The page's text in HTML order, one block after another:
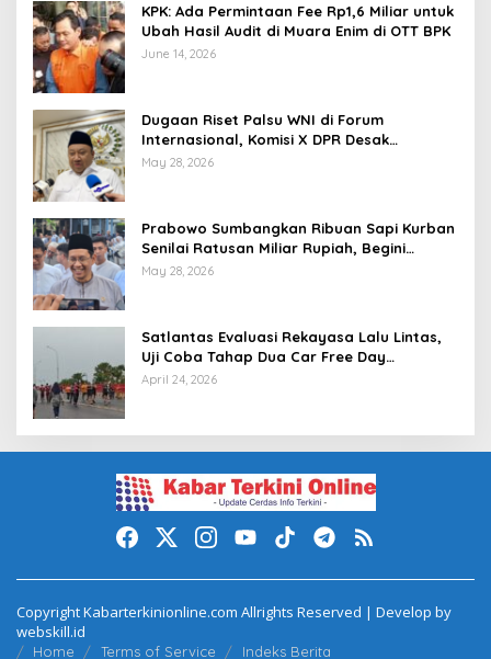
KPK: Ada Permintaan Fee Rp1,6 Miliar untuk
Ubah Hasil Audit di Muara Enim di OTT BPK
June 14, 2026
Dugaan Riset Palsu WNI di Forum
Internasional, Komisi X DPR Desak
Investigasi dan Penegakan Sanksi Etik
May 28, 2026
Prabowo Sumbangkan Ribuan Sapi Kurban
Senilai Ratusan Miliar Rupiah, Begini
Tanggapan Menkeu Purbaya
May 28, 2026
Satlantas Evaluasi Rekayasa Lalu Lintas,
Uji Coba Tahap Dua Car Free Day
Palembang Diundur
April 24, 2026
Copyright Kabarterkinionline.com Allrights Reserved | Develop by
webskill.id
Home Terms of Service Indeks Berita